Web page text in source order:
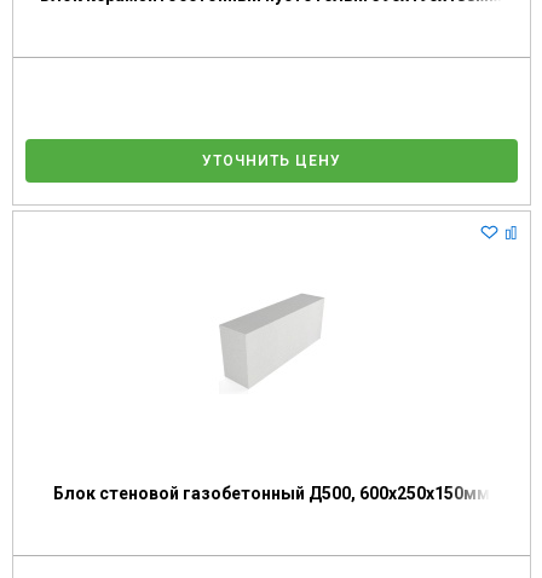
УТОЧНИТЬ ЦЕНУ
Блок стеновой газобетонный Д500, 600х250х150мм